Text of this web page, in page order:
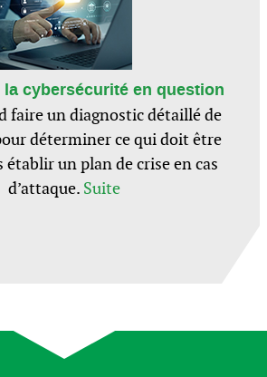
cybersécurité en question
faire un diagnostic détaillé de
déterminer ce qui doit être
établir un plan de crise en cas
d’attaque. Suite